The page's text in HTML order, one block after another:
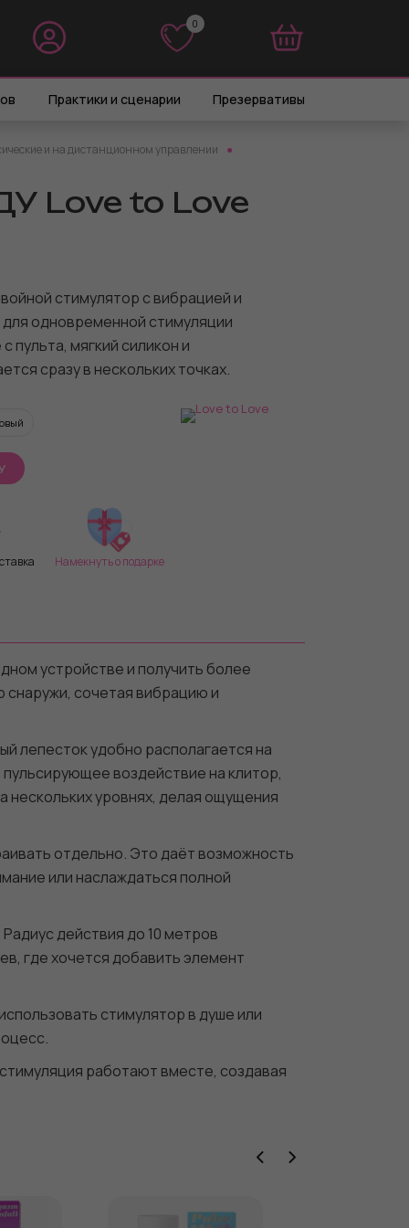
0
Практики и сценарии Презервативы
и на дистанционном управлении
Love to Love
стимулятор с вибрацией и
одновременной стимуляции
пульта, мягкий силикон и
сразу в нескольких точках.
Намекнуть о подарке
устройстве и получить более
снаружи, сочетая вибрацию и
лепесток удобно располагается на
воздействие на клитор,
нескольких уровнях, делая ощущения
отдельно. Это даёт возможность
или наслаждаться полной
действия до 10 метров
где хочется добавить элемент
стимулятор в душе или
работают вместе, создавая